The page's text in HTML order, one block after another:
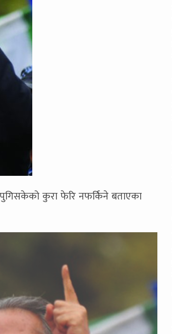
पुगिसकेको कुरा फेरि नफर्किने बताएका